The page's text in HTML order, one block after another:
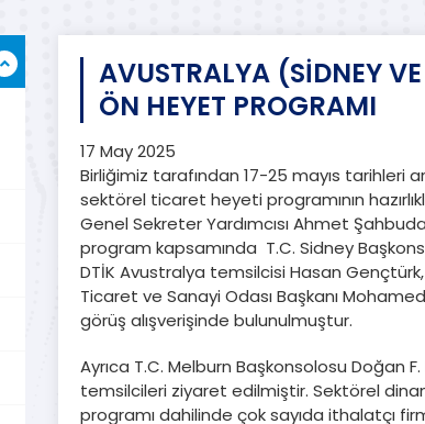
AVUSTRALYA (SİDNEY
ÖN HEYET PROGRAMI
17 May 2025
Birliğimiz tarafından 17-25 mayıs tarihleri
sektörel ticaret heyeti programının
Genel Sekreter Yardımcısı Ahmet
program kapsamında T.C. Sidney
DTİK Avustralya temsilcisi Hasan
Ticaret ve Sanayi Odası Başkanı
görüş alışverişinde bulunulmuştur.
Ayrıca T.C. Melburn Başkonsolosu Doğan
temsilcileri ziyaret edilmiştir. Sektörel
programı dahilinde çok sayıda ithalatçı